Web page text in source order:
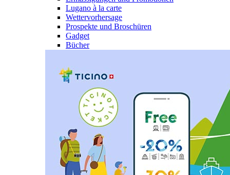
Lugano à la carte
Wettervorhersage
Prospekte und Broschüren
Gadget
Bücher